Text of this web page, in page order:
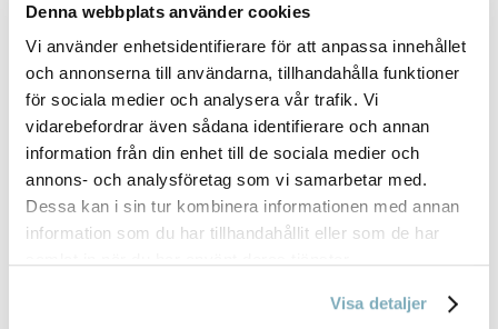
Denna webbplats använder cookies
Vi använder enhetsidentifierare för att anpassa innehållet
och annonserna till användarna, tillhandahålla funktioner
för sociala medier och analysera vår trafik. Vi
vidarebefordrar även sådana identifierare och annan
information från din enhet till de sociala medier och
annons- och analysföretag som vi samarbetar med.
Dessa kan i sin tur kombinera informationen med annan
information som du har tillhandahållit eller som de har
Visa detaljer